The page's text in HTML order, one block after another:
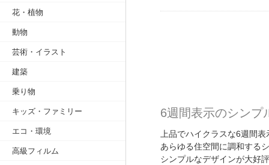
6週間表示のシンプ
上品でハイクラスな6週間
あらゆる住空間に調和する
シンプルなデザインが大好
花・植物
動物
芸術・イラスト
建築
乗り物
キッズ・ファミリー
エコ・環境
高級フィルム